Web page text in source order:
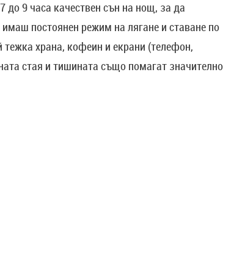
до 9 часа качествен сън на нощ, за да
постоянен режим на лягане и ставане по
храна, кофеин и екрани (телефон,
стая и тишината също помагат значително